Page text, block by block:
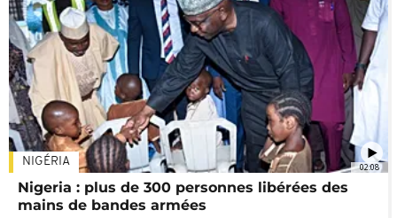
02:08
NIGÉRIA
Nigeria : plus de 300 personnes libérées des
mains de bandes armées